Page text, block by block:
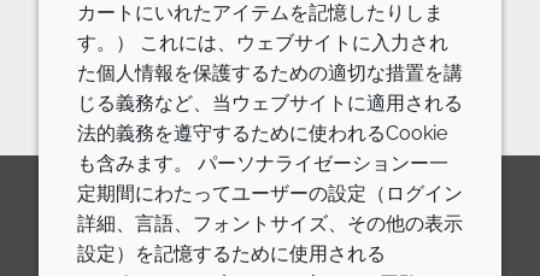
お問い合わせください。
お問い合わせフォーム
LinkedInYoutubeLine
カートにいれたアイテムを記憶したりしま
す。） これには、ウェブサイトに入力され
た個人情報を保護するための適切な措置を講
じる義務など、当ウェブサイトに適用される
法的義務を遵守するために使われるCookie
も含みます。 パーソナライゼーションー一
定期間にわたってユーザーの設定（ログイン
詳細、言語、フォントサイズ、その他の表示
設定）を記憶するために使用される